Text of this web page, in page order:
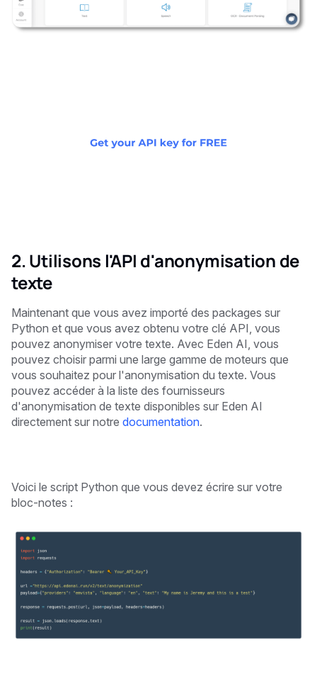
2. Utilisons l'API d'anonymisation de
texte
Maintenant que vous avez importé des packages sur
Python et que vous avez obtenu votre clé API, vous
pouvez anonymiser votre texte. Avec Eden AI, vous
pouvez choisir parmi une large gamme de moteurs que
vous souhaitez pour l'anonymisation du texte. Vous
pouvez accéder à la liste des fournisseurs
d'anonymisation de texte disponibles sur Eden AI
directement sur notre documentation.
Voici le script Python que vous devez écrire sur votre
bloc-notes :